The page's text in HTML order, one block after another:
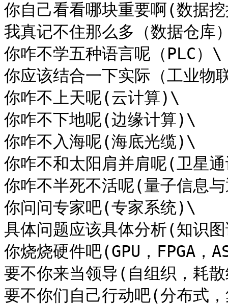
你自己看看哪块重要啊(数据
我真记不住那么多（数据仓库
你咋不学五种语言呢（PLC）\
你应该结合一下实际（工业物
你咋不上天呢(云计算)\
你咋不下地呢(边缘计算)\
你咋不入海呢(海底光缆)\
你咋不和太阳肩并肩呢(卫星
你咋不半死不活呢(量子信息
你问问专家吧(专家系统)\
具体问题应该具体分析(知识
你烧烧硬件吧(GPU，FPGA，
要不你来当领导(自组织，耗
要不你们自己行动吧(分布式